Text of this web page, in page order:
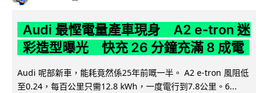
Audi 最慳電量產車現身 A2 e-tron 迷
彩造型曝光 快充 26 分鐘充滿 8 成電
Audi 呢部新車，能耗竟然係25年前嘅一半。 A2 e-tron 風阻低
至0.24，每百公里只需12.8 kWh，一度電行到7.8公里。6...